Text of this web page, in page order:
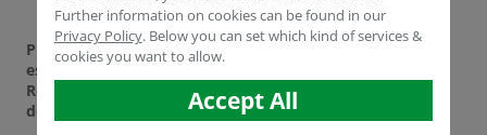
PlantDefender, Ing. Carluccio, EL AGRO y Humintech
estuvieron en la feria de presencia para la agricultura en
Recinto da Expoflora, Holambra - www.hortitec.com.br
del 22 al 24 de junio de 2022.
Further information on cookies can be found in our
Privacy Policy. Below you can set which kind of services &
cookies you want to allow.
Accept All